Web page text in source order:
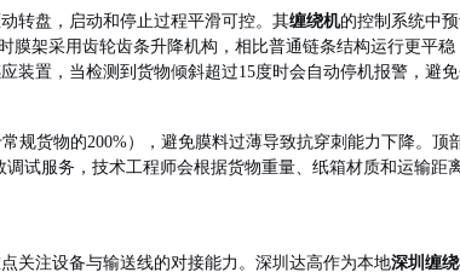
转盘，启动和停止过程平滑可控。其缠绕机的控制系统中
架采用齿轮齿条升降机构，相比普通链条结构运行更平稳
装置，当检测到货物倾斜超过15度时会自动停机报警，避免
规货物的200%），避免膜料过薄导致抗穿刺能力下降。顶
试服务，技术工程师会根据货物重量、纸箱材质和运输距
关注设备与输送线的对接能力。深圳达高作为本地深圳缠